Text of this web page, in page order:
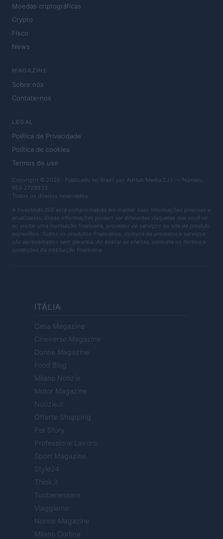
Moedas criptográficas
Crypto
Fisco
News
MAGAZINE
Sobre nós
Contate-nos
LEGAL
Política de Privacidade
Política de cookies
Termos de uso
Copyright © 2026 · Publicado no Brasil por AdHub Media S.r.l. — Número
REA 2729933
Todos os direitos reservados
A Investindo365 está comprometida em manter suas informações precisas e
atualizadas. Essas informações podem ser diferentes daquelas que você vê
ao visitar uma instituição financeira, provedor de serviços ou site de produto
específico. Todos os produtos financeiros, compra de produtos e serviços
são apresentados sem garantia. Ao avaliar as ofertas, consulte os termos e
condições da instituição financeira.
ITÁLIA
Casa Magazine
Cineverse Magazine
Donne Magazine
Food Blog
Milano Notizie
Motor Magazine
Notizie.it
Offerte Shopping
Pet Story
Professione Lavoro
Sport Magazine
Style24
Think.it
Tuobenessere
Viaggiamo
Nonne Magazine
Milano Cortina